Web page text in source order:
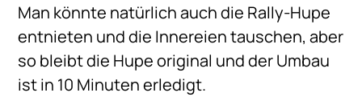
Man könnte natürlich auch die Rally-Hupe
entnieten und die Innereien tauschen, aber
so bleibt die Hupe original und der Umbau
ist in 10 Minuten erledigt.